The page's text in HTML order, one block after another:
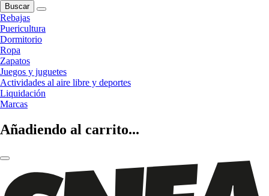
Buscar
Rebajas
Puericultura
Dormitorio
Ropa
Zapatos
Juegos y juguetes
Actividades al aire libre y deportes
Liquidación
Marcas
Añadiendo al carrito...